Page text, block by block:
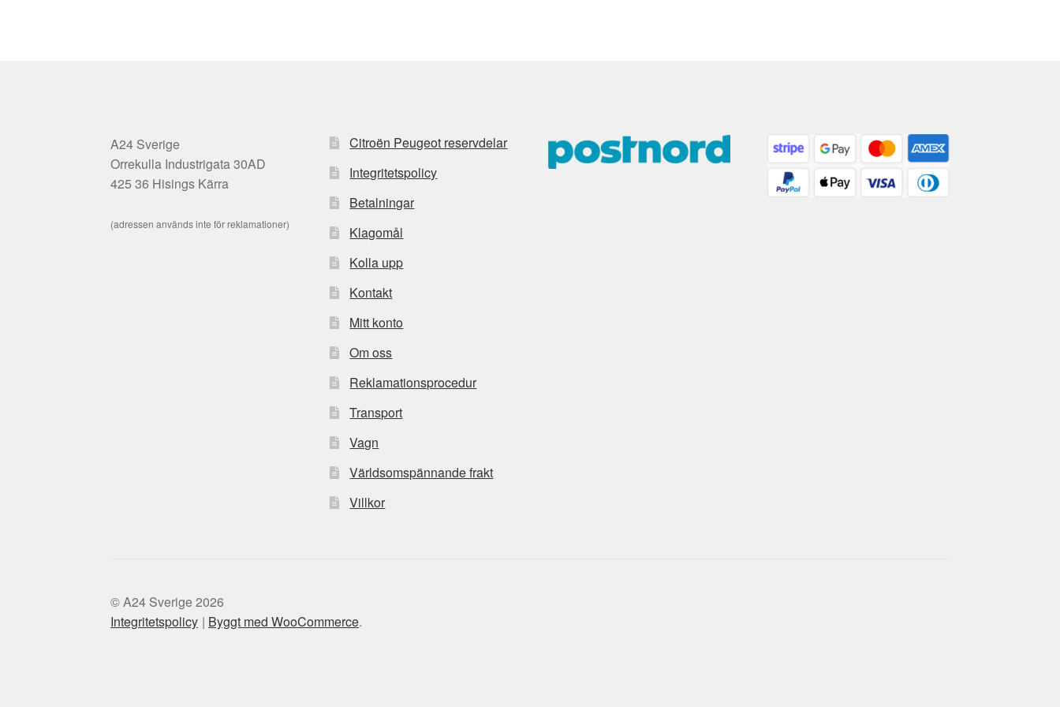
A24 Sverige
Orrekulla Industrigata 30AD
425 36 Hisings Kärra
(adressen används inte för reklamationer)
Citroën Peugeot reservdelar
Integritetspolicy
Betalningar
Klagomål
Kolla upp
Kontakt
Mitt konto
Om oss
Reklamationsprocedur
Transport
Vagn
Världsomspännande frakt
Villkor
© A24 Sverige 2026
Integritetspolicy
Byggt med WooCommerce.